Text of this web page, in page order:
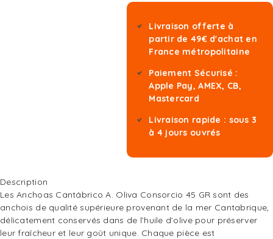
Livraison offerte à
partir de 49€ d'achat en
France métropolitaine
Paiement Sécurisé :
Apple Pay, AMEX, CB,
Mastercard
Livraison rapide : sous 3
à 4 jours ouvrés
Description
Les Anchoas Cantábrico A. Oliva Consorcio 45 GR sont des
anchois de qualité supérieure provenant de la mer Cantabrique,
délicatement conservés dans de l’huile d’olive pour préserver
leur fraîcheur et leur goût unique. Chaque pièce est